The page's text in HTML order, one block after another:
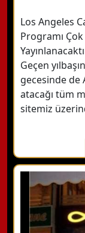
Los Angeles
Programı
Geçen
gecesinde de
atacağı tüm
sitemiz